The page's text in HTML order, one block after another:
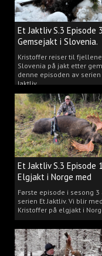
Et Jaktliv S.3 Episode
Gemsejakt i Slovenia.
Kristoffer reiser til
Slovenia på jakt etter
denne episoden av serien
Jaktliv.
Et Jaktliv S.3 Episode 1,
Elgjakt i Norge med
Kristoffer Clausen
Første episode i sesong 3
serien Et Jaktliv. Vi blir med
Kristoffer på elgjakt i